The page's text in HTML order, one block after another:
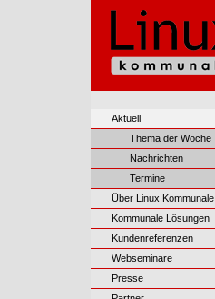
Aktuell
Thema der Woche
Nachrichten
Termine
Über Linux Kommunale
Kommunale Lösungen
Kundenreferenzen
Webseminare
Presse